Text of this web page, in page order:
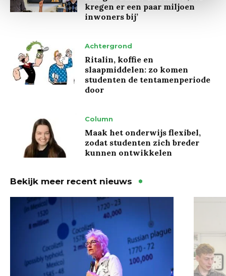
kregen er een paar miljoen
inwoners bij’
Achtergrond
Ritalin, koffie en
slaapmiddelen: zo komen
studenten de tentamenperiode
door
Column
Maak het onderwijs flexibel,
zodat studenten zich breder
kunnen ontwikkelen
Bekijk meer recent nieuws